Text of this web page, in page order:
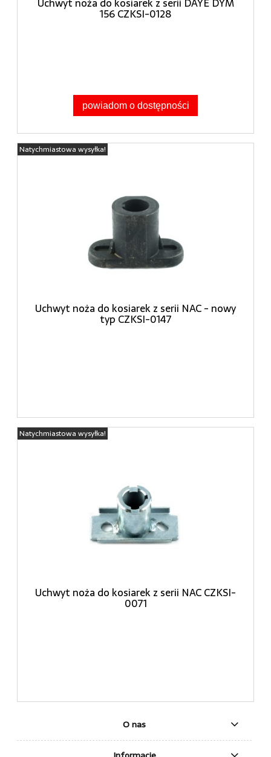
156 CZKSI-0128
powiadom o dostępności
Uchwyt noża do kosiarek z serii NAC - nowy
typ CZKSI-0147
Natychmiastowa wysyłka!
Uchwyt noża do kosiarek z serii NAC CZKSI-
0071
Natychmiastowa wysyłka!
O nas